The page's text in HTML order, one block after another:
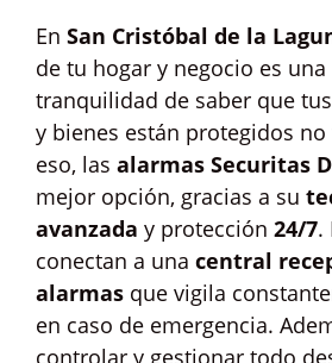
En San Cristóbal de la
de tu hogar y negocio es
tranquilidad de saber que
y bienes están protegidos
eso, las alarmas Securitas
mejor opción, gracias a su
avanzada y protección 24/7.
conectan a una central
alarmas que vigila
en caso de emergencia.
controlar y gestionar todo